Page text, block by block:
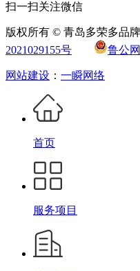
扫一扫关注微信
版权所有 © 青岛多荣多品
2021029155号
鲁公
网站建设 ： 一瞬网络
首页
服务项目